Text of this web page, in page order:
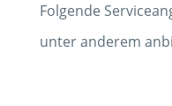
Folgende
unter anderem